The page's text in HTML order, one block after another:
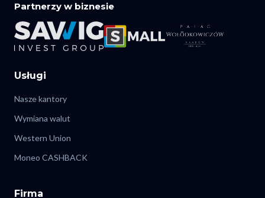
Partnerzy w biznesie
Usługi
Nasze kantory
Wymiana walut
Western Union
Moneo CASHBACK
Firma